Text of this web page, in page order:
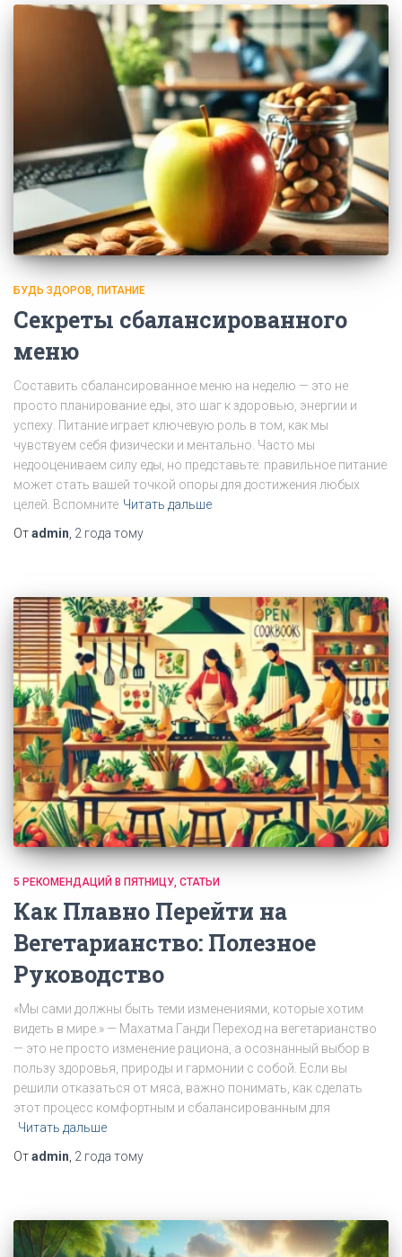
БУДЬ ЗДОРОВ ПИТАНИЕ
Секреты сбалансированного
меню
Составить сбалансированное меню на неделю — это не
просто планирование еды, это шаг к здоровью, энергии и
успеху. Питание играет ключевую роль в том, как мы
чувствуем себя физически и ментально. Часто мы
недооцениваем силу еды, но представьте: правильное питание
может стать вашей точкой опоры для достижения любых
целей. Вспомните Читать дальше
Отadmin 2 года тому
5 РЕКОМЕНДАЦИЙ В ПЯТНИЦУ СТАТЬИ
Как Плавно Перейти на
Вегетарианство: Полезное
Руководство
«Мы сами должны быть теми изменениями, которые хотим
видеть в мире.» — Махатма Ганди Переход на вегетарианство
— это не просто изменение рациона, а осознанный выбор в
пользу здоровья, природы и гармонии с собой. Если вы
решили отказаться от мяса, важно понимать, как сделать
этот процесс комфортным и сбалансированным для
Читать дальше
Отadmin, 2 года тому